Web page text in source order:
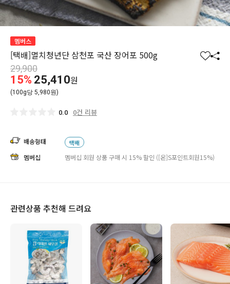
멤버스
[택배]멸치청년단 삼천포 국산 장어포 500g
찜 공
29,900
15% 25,410원
(100g당 5,980원)
0.0 0건 리뷰
배송형태 택배
멤버십 멤버십 회원 상품 구매 시 15% 할인 ([온]S포인트회원15%)
관련상품 추천해 드려요